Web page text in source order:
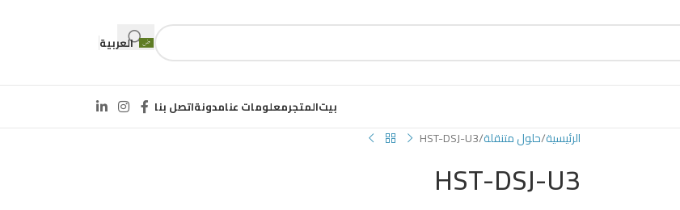
العربية
بيتالمتجرمعلومات عنامدونةاتصل بنا
الرئيسية حلول متنقلة HST-DSJ-U3
HST-DSJ-U3